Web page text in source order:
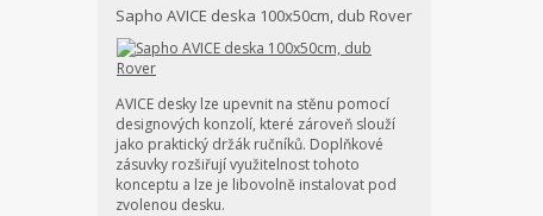
Sapho AVICE deska 100x50cm, dub Rover
AVICE desky lze upevnit na stěnu pomocí
designových konzolí, které zároveň slouží
jako praktický držák ručníků. Doplňkové
zásuvky rozšiřují využitelnost tohoto
konceptu a lze je libovolně instalovat pod
zvolenou desku.